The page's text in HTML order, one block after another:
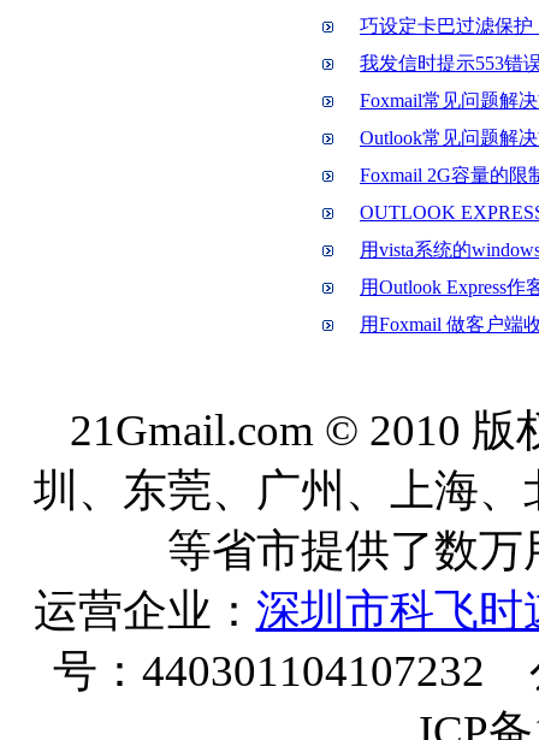
巧设定卡巴过滤保
我发信时提示553错
Foxmail常见问题解
Outlook常见问题解
Foxmail 2G容量的限
OUTLOOK
用vista系统的
用Outlook Express
用Foxmail 做客户端
21Gmail.com © 2010
圳、东莞、广州、上海
等省市提供了数万
运营企业： 深圳市科飞时
号：440301104107232